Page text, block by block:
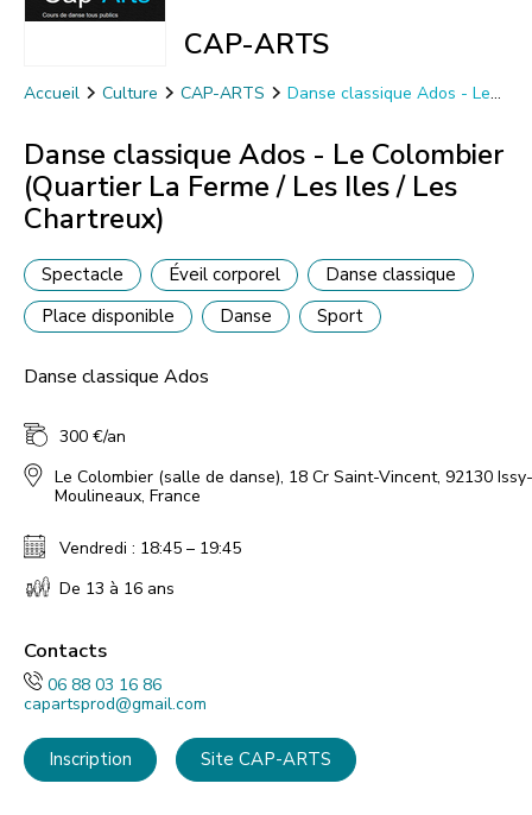
CAP-ARTS
Accueil Culture CAP-ARTS
Danse classique Ados - Le
Danse classique Ados - Le Colombier
(Quartier La Ferme / Les Iles / Les
Chartreux)
Spectacle Éveil corporel
Danse classique
Place disponible
Danse Sport
Danse classique Ados
300 €/an
Le Colombier (salle de danse), 18 Cr Saint-Vincent, 92130
Moulineaux, France
Vendredi : 18:45 – 19:45
De 13 à 16 ans
Contacts
06 88 03 16 86
capartsprod@gmail.com
Inscription Site CAP-ARTS